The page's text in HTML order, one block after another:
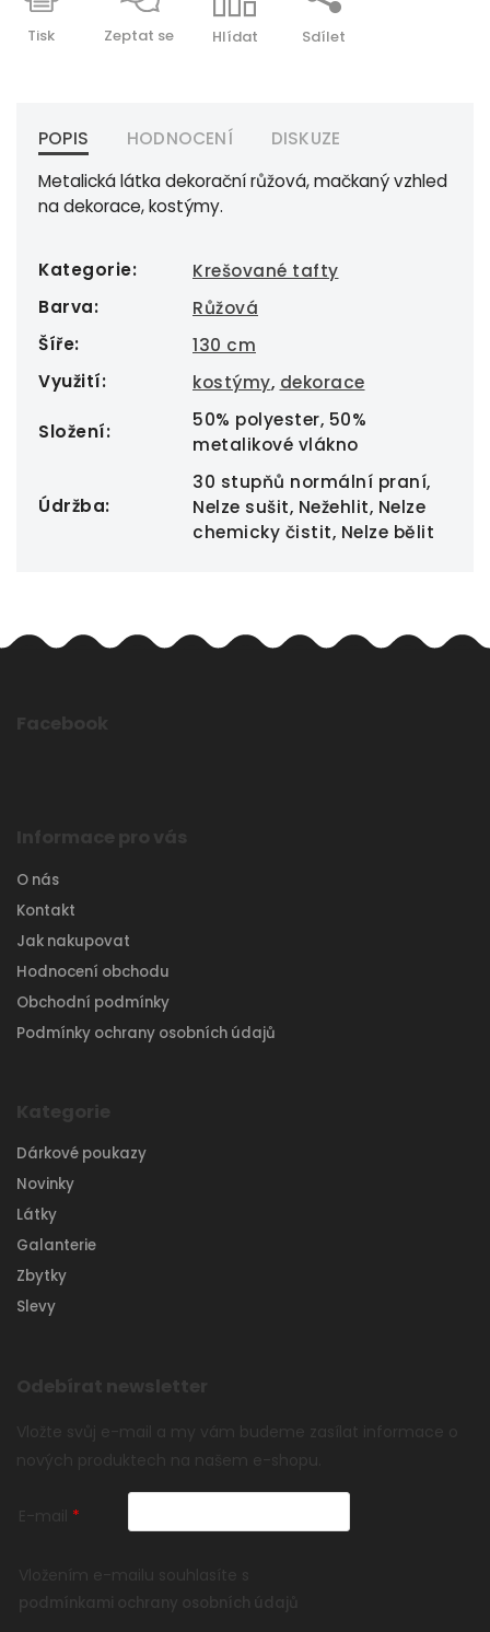
Tisk Zeptat se Hlídat Sdílet
POPIS HODNOCENÍ
DISKUZE
Metalická látka dekorační růžová, mačkaný vzhled
na dekorace, kostýmy.
Kategorie:
Krešované tafty
Barva:
Růžová
Šíře:
130 cm
Využití: kostýmy, dekorace
Složení:
50% polyester, 50%
metalikové vlákno
Údržba:
30 stupňů normální praní,
Nelze sušit, Nežehlit, Nelze
chemicky čistit, Nelze bělit
Facebook
Informace pro vás
O nás
Kontakt
Jak nakupovat
Hodnocení obchodu
Obchodní podmínky
Podmínky ochrany osobních údajů
Kategorie
Dárkové poukazy
Novinky
Látky
Galanterie
Zbytky
Slevy
Odebírat newsletter
Vložte svůj e-mail a my vám budeme zasílat informace o
nových produktech na našem e-shopu.
E-mail
Vložením e-mailu souhlasíte s
podmínkami ochrany osobních údajů